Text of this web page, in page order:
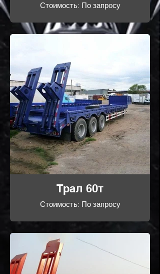
Стоимость: По запросу
Трал 60т
Стоимость: По запросу